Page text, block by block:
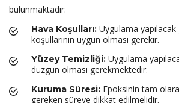
bulunmaktadır:
Hava Koşulları: Uygulama
koşullarının uygun olması gerekir.
Yüzey Temizliği: Uygulama
düzgün olması gerekmektedir.
Kuruma Süresi: Epoksinin tam
gereken süreye dikkat edilmelidir.